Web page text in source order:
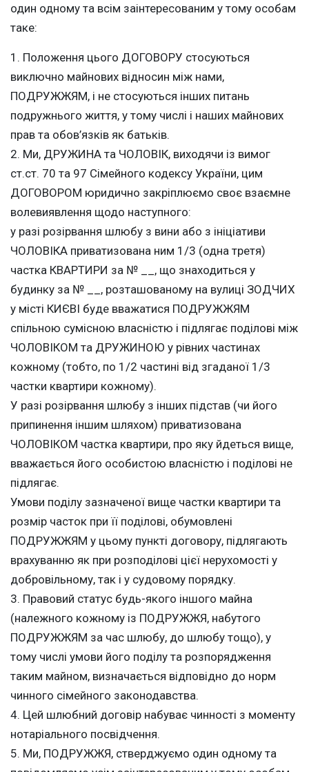
один одному та всім заінтересованим у тому особам
таке:
1. Положення цього ДОГОВОРУ стосуються
виключно майнових відносин між нами,
ПОДРУЖЖЯМ, і не стосуються інших питань
подружнього життя, у тому числі і наших майнових
прав та обов’язків як батьків.
2. Ми, ДРУЖИНА та ЧОЛОВІК, виходячи із вимог
ст.ст. 70 та 97 Сімейного кодексу України, цим
ДОГОВОРОМ юридично закріплюємо своє взаємне
волевиявлення щодо наступного:
у разі розірвання шлюбу з вини або з ініціативи
ЧОЛОВІКА приватизована ним 1/3 (одна третя)
частка КВАРТИРИ за № __, що знаходиться у
будинку за № __, розташованому на вулиці ЗОДЧИХ
у місті КИЄВІ буде вважатися ПОДРУЖЖЯМ
спільною сумісною власністю і підлягає поділові між
ЧОЛОВІКОМ та ДРУЖИНОЮ у рівних частинах
кожному (тобто, по 1/2 частині від згаданої 1/3
частки квартири кожному).
У разі розірвання шлюбу з інших підстав (чи його
припинення іншим шляхом) приватизована
ЧОЛОВІКОМ частка квартири, про яку йдеться вище,
вважається його особистою власністю і поділові не
підлягає.
Умови поділу зазначеної вище частки квартири та
розмір часток при її поділові, обумовлені
ПОДРУЖЖЯМ у цьому пункті договору, підлягають
врахуванню як при розподілові цієї нерухомості у
добровільному, так і у судовому порядку.
3. Правовий статус будь-якого іншого майна
(належного кожному із ПОДРУЖЖЯ, набутого
ПОДРУЖЖЯМ за час шлюбу, до шлюбу тощо), у
тому числі умови його поділу та розпорядження
таким майном, визначається відповідно до норм
чинного сімейного законодавства.
4. Цей шлюбний договір набуває чинності з моменту
нотаріального посвідчення.
5. Ми, ПОДРУЖЖЯ, стверджуємо один одному та